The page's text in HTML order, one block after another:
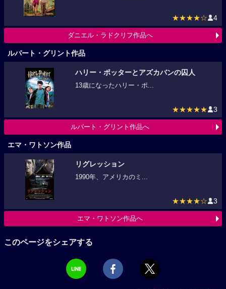
★★★★☆ 4
ダニエル・ラドクリフ作品へ
ルパート・グリント作品
ハリー・ポッターとアズカバンの囚人
13歳になったハリー・ポ...
★★★★★ 3
ルパート・グリント作品へ
エマ・ワトソン作品
リグレッション
1990年、アメリカのミ...
★★★★☆ 3
エマ・ワトソン作品へ
このページをシェアする